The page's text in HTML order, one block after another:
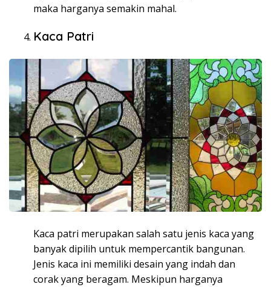
maka harganya semakin mahal.
Kaca Patri
Kaca patri merupakan salah satu jenis kaca yang
banyak dipilih untuk mempercantik bangunan.
Jenis kaca ini memiliki desain yang indah dan
corak yang beragam. Meskipun harganya